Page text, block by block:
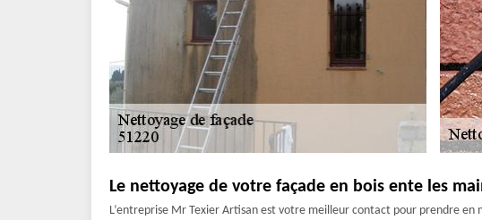
Le nettoyage de votre façade en bois ente les
L’entreprise Mr Texier Artisan est votre meilleur contact pour prendre